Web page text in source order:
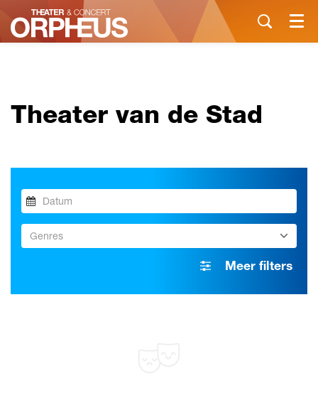
Menu
Theater van de Stad
Genres
Meer filters